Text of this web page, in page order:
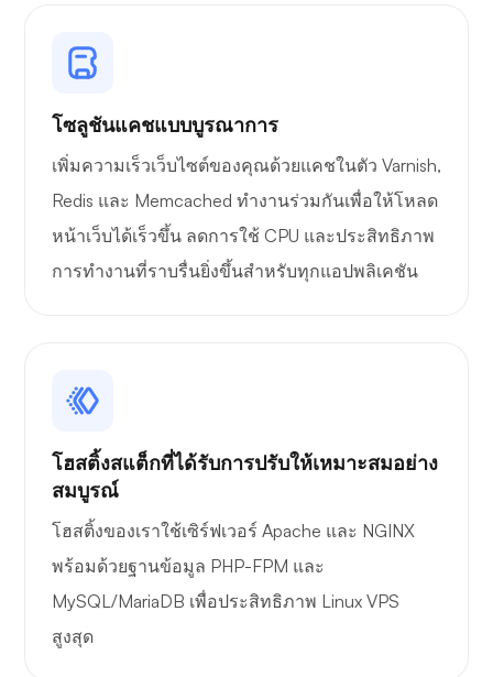
สิ่งมหัศจรรย์
พอร์เทนเนอร์
กราฟาน่า
โซลูชันแคชแบบบูรณาการ
เพิ่มความเร็วเว็บไซต์ของคุณด้วยแคชในตัว Varnish,
Redis และ Memcached ทำงานร่วมกันเพื่อให้โหลด
หน้าเว็บได้เร็วขึ้น ลดการใช้ CPU และประสิทธิภาพ
การทำงานที่ราบรื่นยิ่งขึ้นสำหรับทุกแอปพลิเคชัน
โฮสติ้งสแต็กที่ได้รับการปรับให้เหมาะสมอย่าง
สมบูรณ์
โฮสติ้งของเราใช้เซิร์ฟเวอร์ Apache และ NGINX
พร้อมด้วยฐานข้อมูล PHP-FPM และ
MySQL/MariaDB เพื่อประสิทธิภาพ Linux VPS
สูงสุด